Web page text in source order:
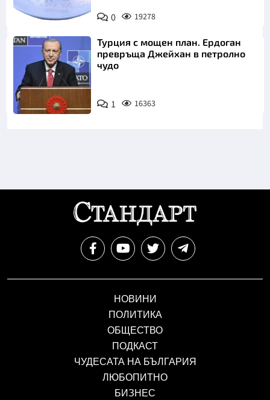
Снимка:
Пиксабей
0 19278
Турция с мощен план. Ердоган
превръща Джейхан в петролно
чудо
1 16363
НОВИНИ
ПОЛИТИКА
ОБЩЕСТВО
ПОДКАСТ
ЧУДЕСАТА НА БЪЛГАРИЯ
ЛЮБОПИТНО
БИЗНЕС